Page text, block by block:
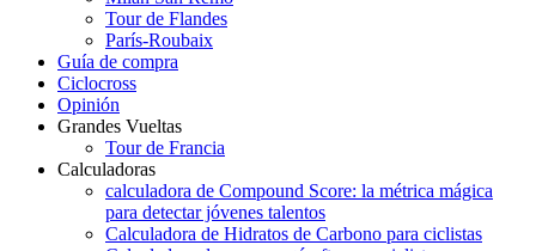
Tour de Flandes
París-Roubaix
Guía de compra
Ciclocross
Opinión
Grandes Vueltas
Tour de Francia
Calculadoras
calculadora de Compound Score: la métrica mágica
para detectar jóvenes talentos
Calculadora de Hidratos de Carbono para ciclistas